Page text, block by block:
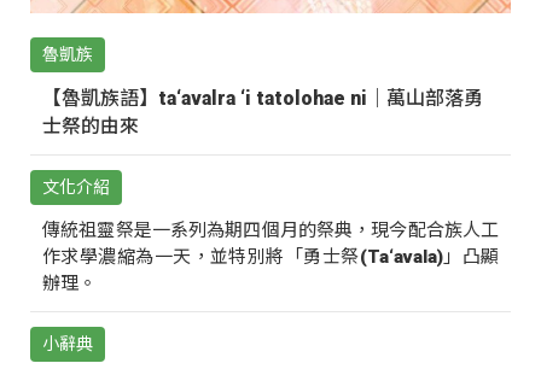
魯凱族
【魯凱族語】ta‘avalra ‘i tatolohae ni｜萬山部落勇
士祭的由來
文化介紹
傳統祖靈祭是一系列為期四個月的祭典，現今配合族人工
作求學濃縮為一天，並特別將「勇士祭(Ta‘avala)」凸顯
辦理。
小辭典